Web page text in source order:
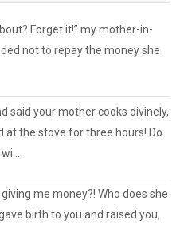
Forget it!” my mother-in-
not to repay the money she
said your mother cooks divinely,
at the stove for three hours! Do
me money?! Who does she
birth to you and raised you,